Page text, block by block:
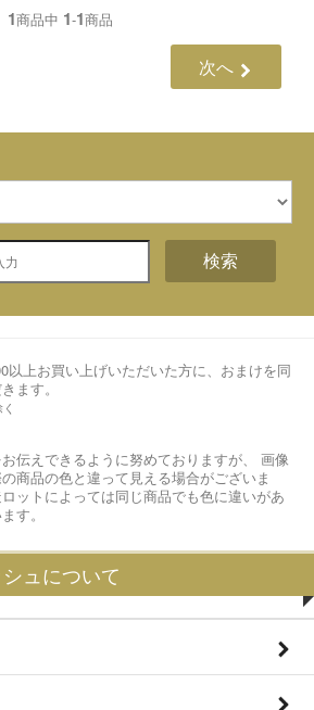
1商品中 1-1商品
次へ
検索
以上お買い上げいただいた方に、おまけを同
ます。
伝えできるように努めておりますが、 画像
商品の色と違って見える場合がございま
ットによっては同じ商品でも色に違いがあ
す。
ュについて